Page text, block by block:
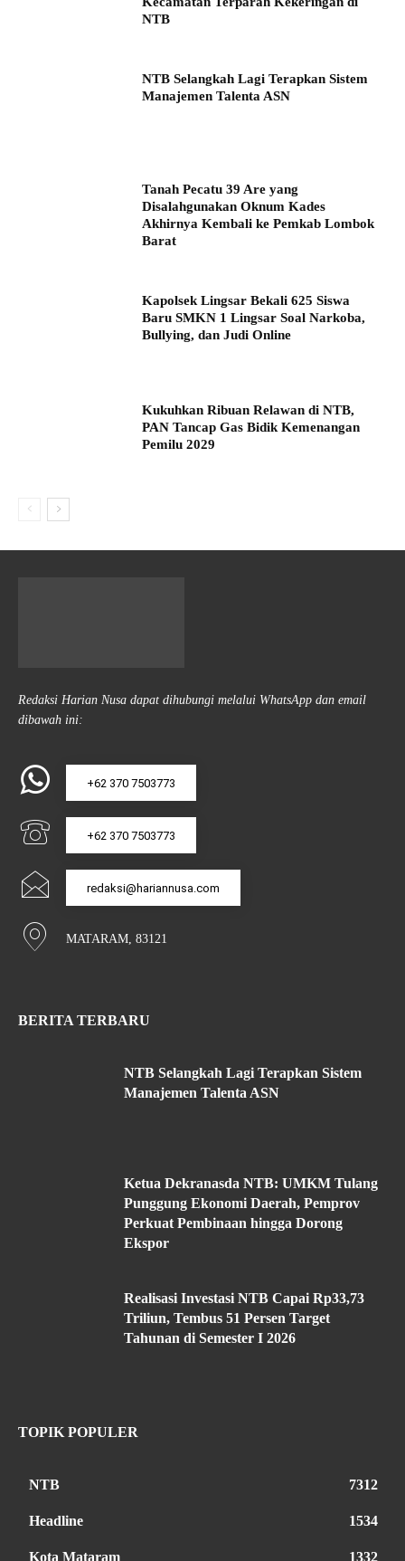
NTB
NTB Selangkah Lagi Terapkan Sistem
Manajemen Talenta ASN
Tanah Pecatu 39 Are yang
Disalahgunakan Oknum Kades
Akhirnya Kembali ke Pemkab Lombok
Barat
Kapolsek Lingsar Bekali 625 Siswa
Baru SMKN 1 Lingsar Soal Narkoba,
Bullying, dan Judi Online
Kukuhkan Ribuan Relawan di NTB,
PAN Tancap Gas Bidik Kemenangan
Pemilu 2029
Redaksi Harian Nusa dapat dihubungi melalui WhatsApp dan email
dibawah ini:
+62 370 7503773
+62 370 7503773
redaksi@hariannusa.com
MATARAM, 83121
BERITA TERBARU
NTB Selangkah Lagi Terapkan Sistem
Manajemen Talenta ASN
Ketua Dekranasda NTB: UMKM Tulang
Punggung Ekonomi Daerah, Pemprov
Perkuat Pembinaan hingga Dorong
Ekspor
Realisasi Investasi NTB Capai Rp33,73
Triliun, Tembus 51 Persen Target
Tahunan di Semester I 2026
TOPIK POPULER
NTB 7312
Headline 1534
Kota Mataram 1332